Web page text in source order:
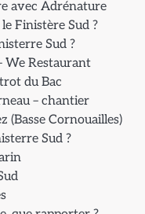
avec Adrénature
Finistère Sud ?
Sud ?
We Restaurant
du Bac
– chantier
(Basse Cornouailles)
Sud ?